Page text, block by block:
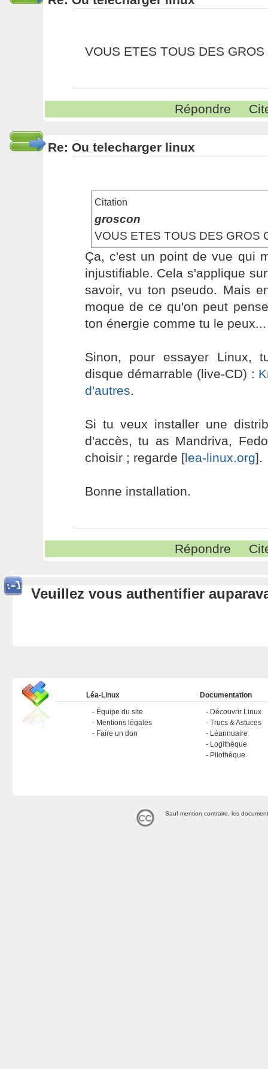
VOUS ETES TOUS DES GROS
Répondre
Re: Ou telecharger linux
Citation
groscon
VOUS ETES TOUS DES GROS
Ça, c'est un point de vue qui
injustifiable. Cela s'applique
savoir, vu ton pseudo. Mais
moque de ce qu'on peut
ton énergie comme tu le
Sinon, pour essayer Linux,
disque démarrable (live-CD) :
d'autres.
Si tu veux installer une
d'accès, tu as Mandriva,
choisir ; regarde [lea-linux.org].
Bonne installation.
Répondre
Veuillez vous authentifier
Léa-Linux
Équipe du site
Mentions légales
Faire un don
Documentation
Découvrir Linux
Trucs & Astuces
Léannuaire
Logithèque
Pilothèque
Sauf mention contraire, les